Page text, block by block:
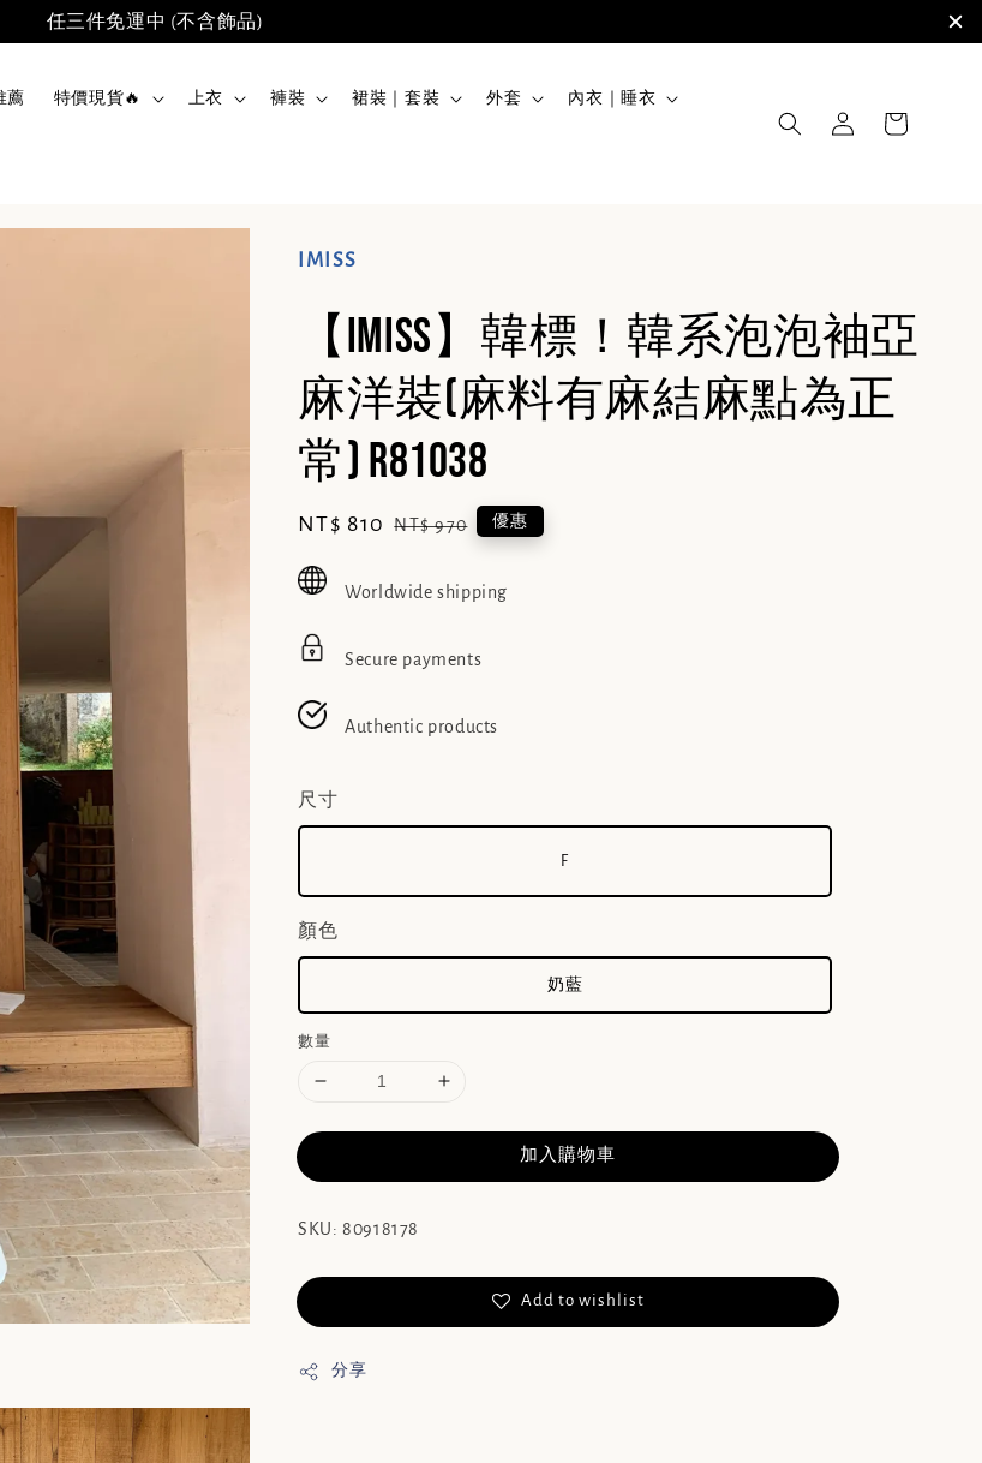
任三件免運中 (不含飾品)
薦 特價現貨🔥 上衣 褲裝 裙裝｜套裝 外套 內衣｜睡衣
IMISS
【IMISS】韓標！韓系泡泡袖亞
麻洋裝(麻料有麻結麻點為正
常) R81038
Sale
NT$ 810 Regular
NT$ 970 優惠
Worldwide shipping
Secure payments
Authentic products
尺寸
F
顏色
奶藍
數量
加入購物車
SKU: 80918178
Add to wishlist
分享